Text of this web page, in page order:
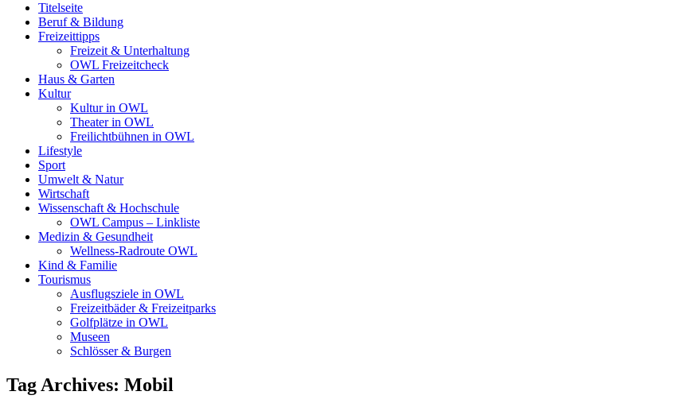
Titelseite
Beruf & Bildung
Freizeittipps
Freizeit & Unterhaltung
OWL Freizeitcheck
Haus & Garten
Kultur
Kultur in OWL
Theater in OWL
Freilichtbühnen in OWL
Lifestyle
Sport
Umwelt & Natur
Wirtschaft
Wissenschaft & Hochschule
OWL Campus – Linkliste
Medizin & Gesundheit
Wellness-Radroute OWL
Kind & Familie
Tourismus
Ausflugsziele in OWL
Freizeitbäder & Freizeitparks
Golfplätze in OWL
Museen
Schlösser & Burgen
Tag Archives: Mobil